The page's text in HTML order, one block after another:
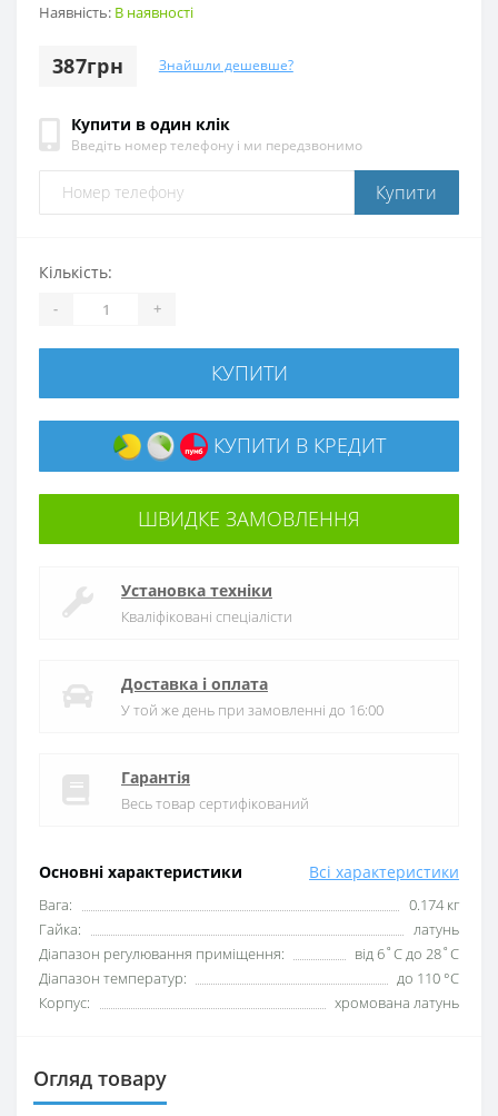
Наявність: В наявності
387грн Знайшли дешевше?
Купити в один клік
Введіть номер телефону і ми передзвонимо
Купити
Основні характеристики Всі характеристики
Вага:
0.174 кг
Гайка:
латунь
Діапазон регулювання приміщення:
від 6˚C до 28˚C
Діапазон температур:
до 110 °C
Корпус:
хромована латунь
Кількість:
- +
КУПИТИ
КУПИТИ В КРЕДИТ
ШВИДКЕ ЗАМОВЛЕННЯ
Установка техніки
Кваліфіковані спеціалісти
Доставка і оплата
У той же день при замовленні до 16:00
Гарантія
Весь товар сертифікований
Огляд товару